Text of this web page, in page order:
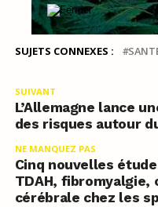
SUJETS CONNEXES :
SUIVANT
L’Allemagne lance
des risques autour
NE MANQUEZ PAS
Cinq nouvelles
TDAH, fibromyalgie,
cérébrale chez les